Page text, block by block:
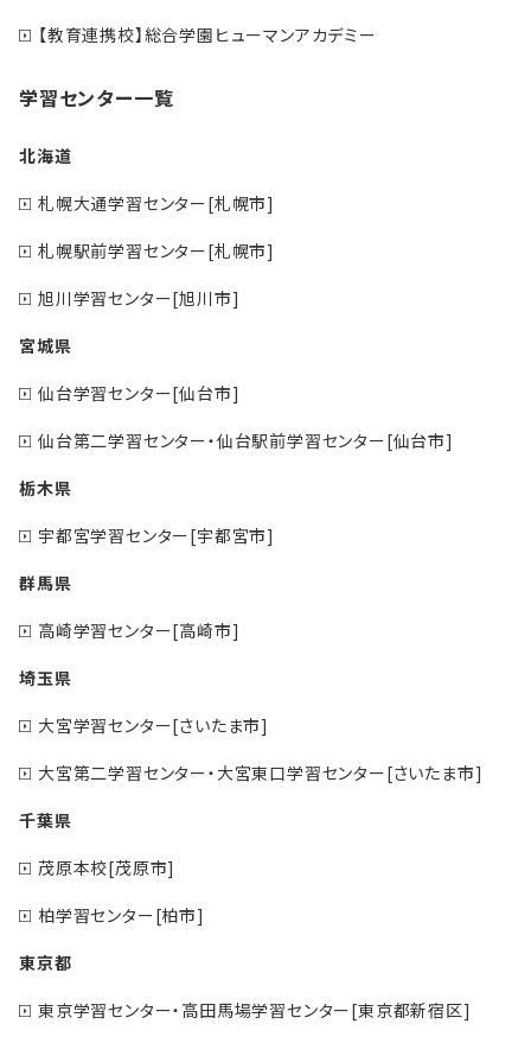
【教育連携校】総合学園ヒューマンアカデミー
学習センター一覧
北海道
札幌大通学習センター[札幌市]
札幌駅前学習センター[札幌市]
旭川学習センター[旭川市]
宮城県
仙台学習センター[仙台市]
仙台第二学習センター・仙台駅前学習センター[仙台市]
栃木県
宇都宮学習センター[宇都宮市]
群馬県
高崎学習センター[高崎市]
埼玉県
大宮学習センター[さいたま市]
大宮第二学習センター・大宮東口学習センター[さいたま市]
千葉県
茂原本校[茂原市]
柏学習センター[柏市]
東京都
東京学習センター・高田馬場学習センター[東京都新宿区]